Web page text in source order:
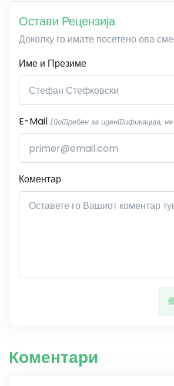
Остави Рецензија
Доколку го имате посетено ова
Име и Презиме
E-Mail (потребен за идентификација, не
Коментар
Коментари